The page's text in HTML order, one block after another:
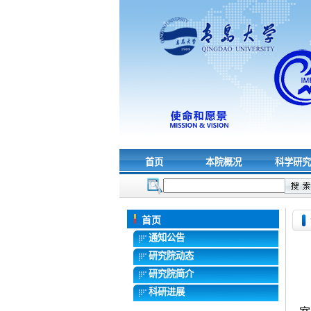
首页 本院概况 科学研
首页
通知公告
研究院动态
研究院简介
科研进展